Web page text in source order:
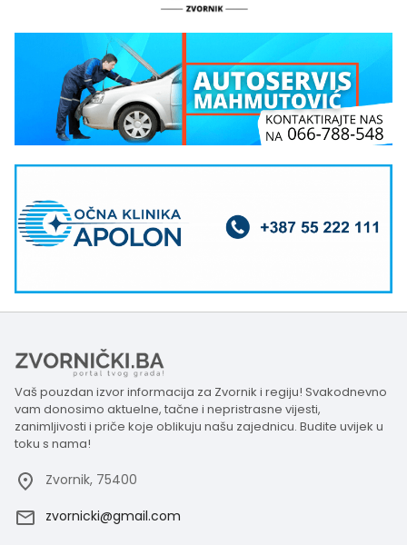
Vaš pouzdan izvor informacija za Zvornik i regiju! Svakodnevno
vam donosimo aktuelne, tačne i nepristrasne vijesti,
zanimljivosti i priče koje oblikuju našu zajednicu. Budite uvijek u
toku s nama!
Zvornik, 75400
zvornicki@gmail.com